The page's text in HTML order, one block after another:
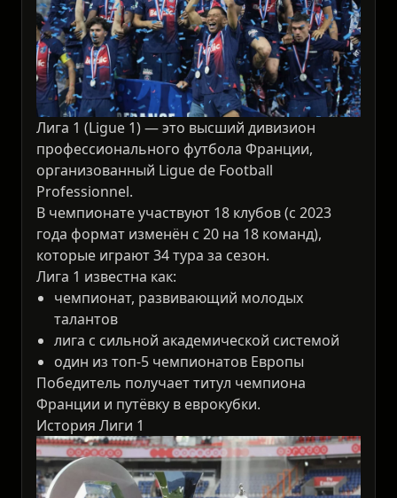
Лига 1 (Ligue 1) — это высший дивизион
профессионального футбола Франции,
организованный Ligue de Football
Professionnel.
В чемпионате участвуют 18 клубов (с 2023
года формат изменён с 20 на 18 команд),
которые играют 34 тура за сезон.
Лига 1 известна как:
чемпионат, развивающий молодых
талантов
лига с сильной академической системой
один из топ-5 чемпионатов Европы
Победитель получает титул чемпиона
Франции и путёвку в еврокубки.
История Лиги 1